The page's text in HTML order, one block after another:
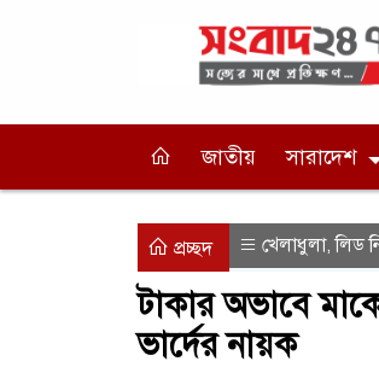
জাতীয় সারাদেশ
প্রচ্ছদ খেলাধুলা,লিড
টাকার অভাবে
ভার্দের নায়ক